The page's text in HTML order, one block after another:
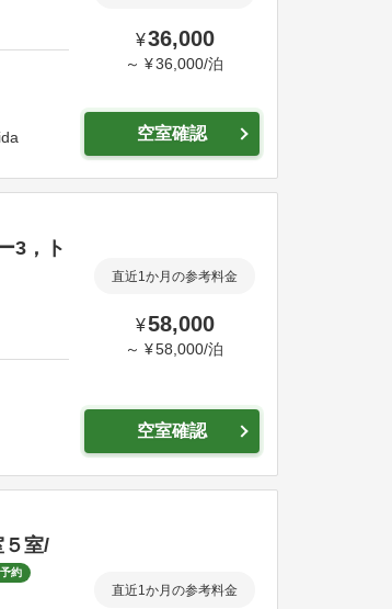
¥36,000
～ ¥36,000/泊
空室確認
3，ト
直近1か月の参考料金
¥58,000
～ ¥58,000/泊
空室確認
室/
約
直近1か月の参考料金